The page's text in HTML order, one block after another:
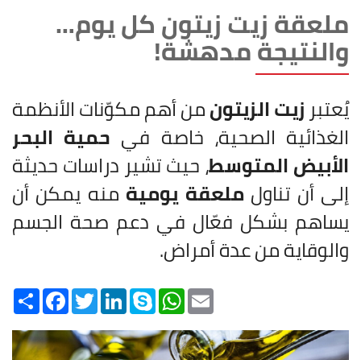
ملعقة زيت زيتون كل يوم…
والنتيجة مدهشة!
يُعتبرزيت الزيتونمن أهم مكوّنات الأنظمة
الغذائية الصحية، خاصة في حمية البحر
الأبيض المتوسط، حيث تشير دراسات حديثة
إلى أن تناول ملعقة يومية منه يمكن أن
يساهم بشكل فعّال في دعم صحة الجسم
والوقاية من عدة أمراض.
Share
FacebookTwitterLinkedInSkype
WhatsAppEmail